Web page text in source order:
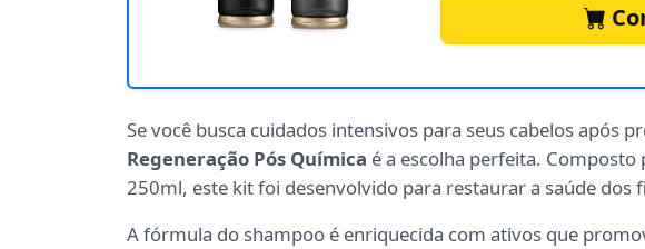
Se você busca cuidados intensivos para seus cabelos após
Regeneração Pós Química é a escolha perfeita. Composto
250ml, este kit foi desenvolvido para restaurar a saúde dos
A fórmula do shampoo é enriquecida com ativos que